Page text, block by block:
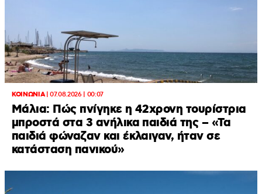
ΚΟΙΝΩΝΙΑ|07.08.2026 | 00:07
Μάλια: Πώς πνίγηκε η 42χρονη τουρίστρια
μπροστά στα 3 ανήλικα παιδιά της – «Τα
παιδιά φώναζαν και έκλαιγαν, ήταν σε
κατάσταση πανικού»